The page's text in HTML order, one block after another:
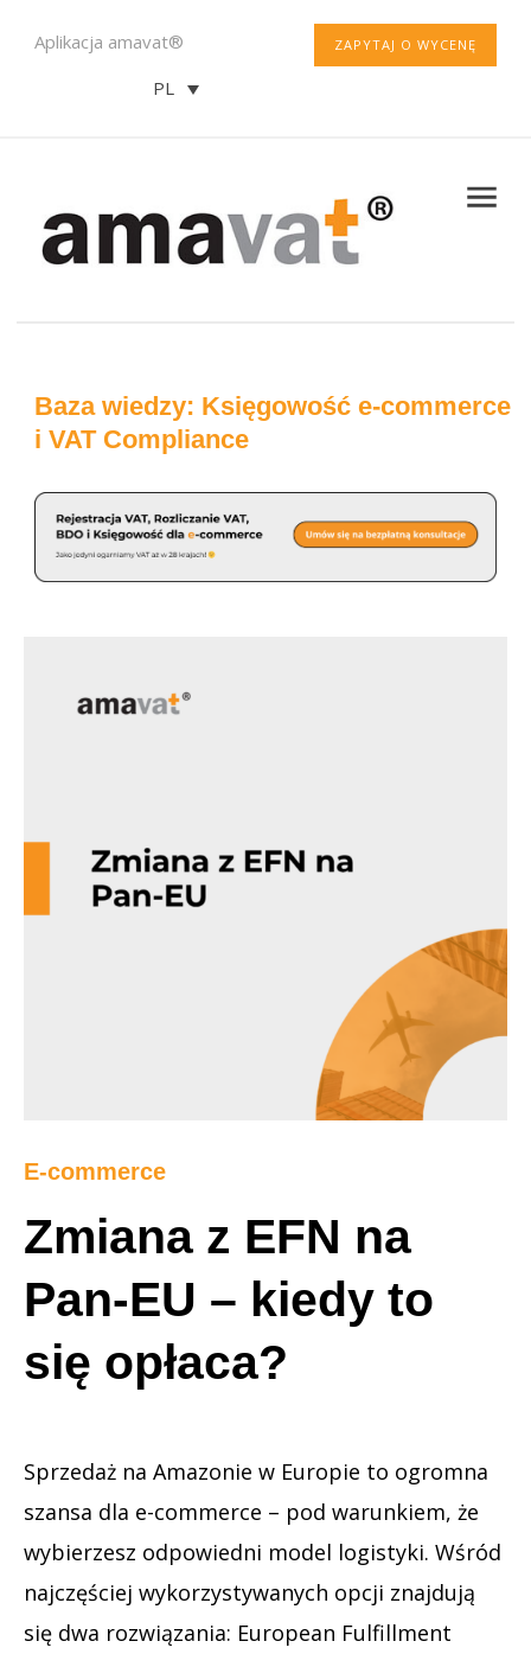
ZAPYTAJ O WYCENĘ
Aplikacja amavat®
PL
Baza wiedzy: Księgowość e-commerce
i VAT Compliance
E-commerce
Zmiana z EFN na
Pan-EU – kiedy to
się opłaca?
Sprzedaż na Amazonie w Europie to ogromna
szansa dla e-commerce – pod warunkiem, że
wybierzesz odpowiedni model logistyki. Wśród
najczęściej wykorzystywanych opcji znajdują
się dwa rozwiązania: European Fulfillment